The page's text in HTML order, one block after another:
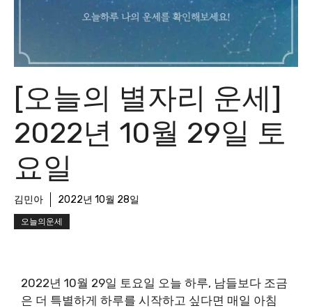
[오늘의 별자리 운세]
2022년 10월 29일 토
요일
김민아 2022년 10월 28일
오늘의운세
2022년 10월 29일 토요일 오늘 하루, 남들보다 조금
은 더 특별하게 하루를 시작하고 싶다면 매일 아침